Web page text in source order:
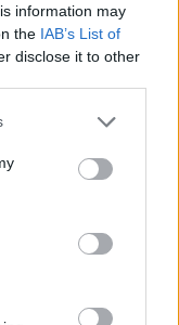
information may
the IAB’s List of
disclose it to other
or more Google
You may click to
party tags to
in below Google
a hétvégén, és még
A csütörtökön
25-32 Celsius-fok
10-17 fok lehet,
juttattak el
számít a